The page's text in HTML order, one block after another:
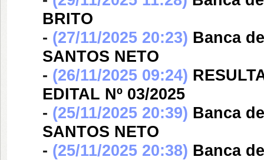
BRITO
- (27/11/2025 20:23) Banca
SANTOS NETO
- (26/11/2025 09:24)
EDITAL Nº 03/2025
- (25/11/2025 20:39) Banca
SANTOS NETO
- (25/11/2025 20:38) Banca